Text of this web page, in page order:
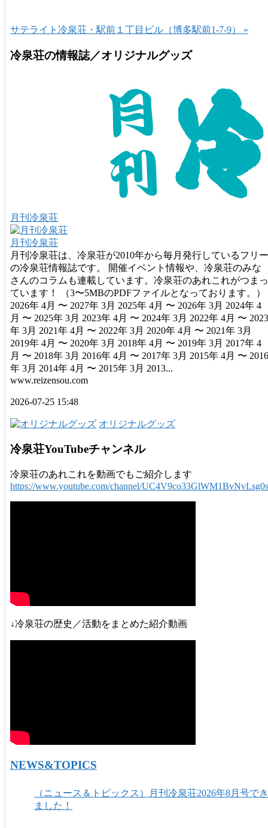
サテライト冷泉荘・駅前１丁目ビル（博多駅前1-7-9） »
冷泉荘の情報誌／オリジナルグッズ
月刊冷泉荘
月刊冷泉荘
月刊冷泉荘は、冷泉荘が2010年から毎月発行しているフリー
の冷泉荘情報誌です。 開催イベント情報や、冷泉荘のみな
さんのコラムも連載しています。冷泉荘のあれこれがつまっ
ています！ （3〜5MBのPDFファイルとなっております。）
2026年 4月 〜 2027年 3月 2025年 4月 〜 2026年 3月 2024年 4
月 〜 2025年 3月 2023年 4月 〜 2024年 3月 2022年 4月 〜 2023
年 3月 2021年 4月 〜 2022年 3月 2020年 4月 〜 2021年 3月
2019年 4月 〜 2020年 3月 2018年 4月 〜 2019年 3月 2017年 4
月 〜 2018年 3月 2016年 4月 〜 2017年 3月 2015年 4月 〜 2016
年 3月 2014年 4月 〜 2015年 3月 2013...
www.reizensou.com
2026-07-25 15:48
オリジナルグッズ
冷泉荘YouTubeチャンネル
冷泉荘のあれこれを動画でもご紹介します
https://www.youtube.com/channel/
↓冷泉荘の歴史／活動をまとめた紹介動画
NEWS&TOPICS
（ニュース＆トピックス）月刊冷泉荘2026年8月号でき
ました！